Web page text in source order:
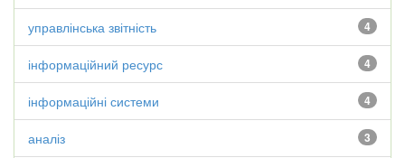
4
управлінська звітність
4
інформаційний ресурс
4
інформаційні системи
3
аналіз